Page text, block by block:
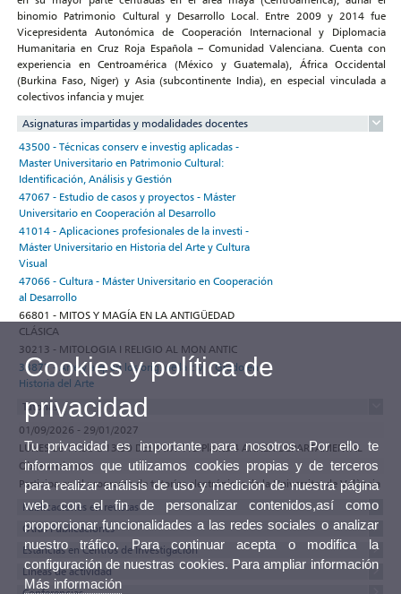
binomio Patrimonio Cultural y Desarrollo Local. Entre 2009 y 2014 fue
Vicepresidenta Autonómica de Cooperación Internacional y Diplomacia
Humanitaria en Cruz Roja Española – Comunidad Valenciana. Cuenta con
experiencia en Centroamérica (México y Guatemala), África Occidental
(Burkina Faso, Niger) y Asia (subcontinente India), en especial vinculada a
colectivos infancia y mujer.
Asignaturas impartidas y modalidades docentes
43500 - Técnicas conserv e investig aplicadas -
Master Universitario en Patrimonio Cultural:
Identificación, Análisis y Gestión
47067 - Estudio de casos y proyectos - Máster
Universitario en Cooperación al Desarrollo
41014 - Aplicaciones profesionales de la investi -
Máster Universitario en Historia del Arte y Cultura
Visual
47066 - Cultura - Máster Universitario en Cooperación
al Desarrollo
66801 - MITOS Y MAGÍA EN LA ANTIGÜEDAD
CLÁSICA
30213 - MITOLOGIA I RELIGIO AL MON ANTIC
33877 - Arte y arq. en los oríg. de la civ. - Grado en
Historia del Arte
Tutorías
01/09/2026 - 29/01/2027
LUNES de 11:30 a 13:30 DESPATX 413 Planta 4 ANNEX DEPARTAMENTAL
Observaciones
Participa en el programa de tutorías electrónicas de la Universitat de València
Publicaciones en revistas
Otras Publicaciones
Estancias en Centros de Investigación
Lineas de actividad
Cookies y política de
privacidad
Tu privacidad es importante para nosotros. Por ello te
informamos que utilizamos cookies propias y de terceros
para realizar análisis de uso y medición de nuestra página
web con el fin de personalizar contenidos,así como
proporcionar funcionalidades a las redes sociales o analizar
nuestro tráfico. Para continuar acepta o modifica la
configuración de nuestras cookies. Para ampliar información
Más información